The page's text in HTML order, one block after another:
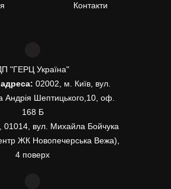
Контакти
"ГЕРЦ Україна"
02002, м. Київ, вул.
Андрія Шептицького,10, оф.
168 Б
01014, вул. Михайла Бойчука
ЖК Новопечерська Вежа),
4 поверх